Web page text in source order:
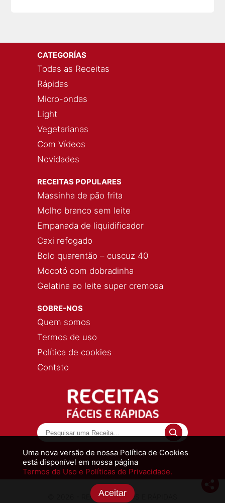
Uma nova versão de nossa Política de Cookies
está disponível em nossa página
Termos de Uso e Políticas de Privacidade.
Aceitar
CATEGORÍAS
Todas as Receitas
Rápidas
Micro-ondas
Light
Vegetarianas
Com Vídeos
Novidades
RECEITAS POPULARES
Massinha de pão frita
Molho branco sem leite
Empanada de liquidificador
Caxi refogado
Bolo quarentão – cuscuz 40
Mocotó com dobradinha
Gelatina ao leite super cremosa
SOBRE-NOS
Quem somos
Termos de uso
Política de cookies
Contato
© 2026 - RECEITAS FÁCEIS E RÁPIDAS